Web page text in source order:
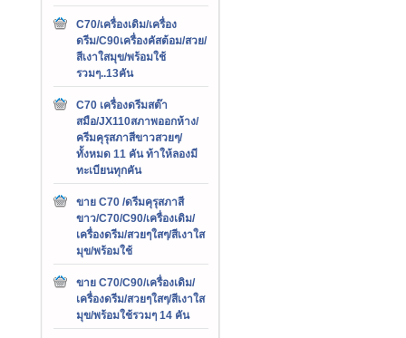
C70/เครื่องเดิม/เครื่อง
ดรีม/C90เครื่องคัสต้อม/สวย/
สีเงาใสมุข/พร้อมใช้
รวมๆ..13คัน
C70 เครื่องดรีมสต๊า
สมือ/JX110สภาพออกห้าง/
ครีมคุรุสภาสีขาวสวยๆ/
ทั้งหมด 11 คัน ท้าให้ลองมี
ทะเบียนทุกคัน
ขาย C70 /ดรีมคุรุสภาสี
ขาว/C70/C90/เครื่องเดิม/
เครื่องดรีม/สวยๆใสๆ/สีเงาใส
มุข/พร้อมใช้
ขาย C70/C90/เครื่องเดิม/
เครื่องดรีม/สวยๆใสๆ/สีเงาใส
มุข/พร้อมใช้รวมๆ 14 คัน